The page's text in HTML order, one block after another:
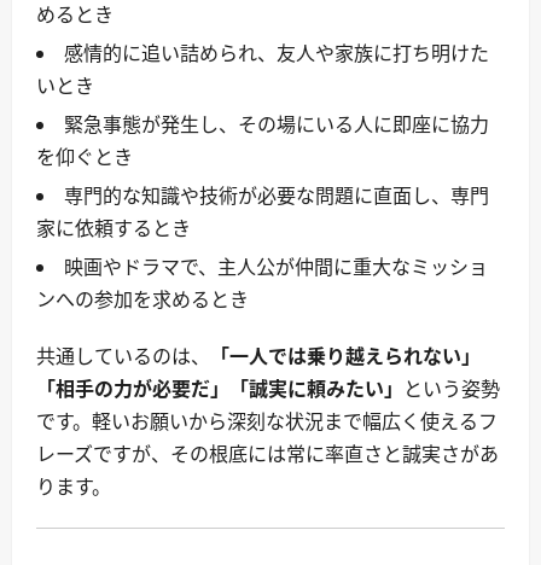
めるとき
感情的に追い詰められ、友人や家族に打ち明けた
いとき
緊急事態が発生し、その場にいる人に即座に協力
を仰ぐとき
専門的な知識や技術が必要な問題に直面し、専門
家に依頼するとき
映画やドラマで、主人公が仲間に重大なミッショ
ンへの参加を求めるとき
共通しているのは、
「一人では乗り越えられない」
「相手の力が必要だ」「誠実に頼みたい」 という姿勢
です。軽いお願いから深刻な状況まで幅広く使えるフ
レーズですが、その根底には常に率直さと誠実さがあ
ります。